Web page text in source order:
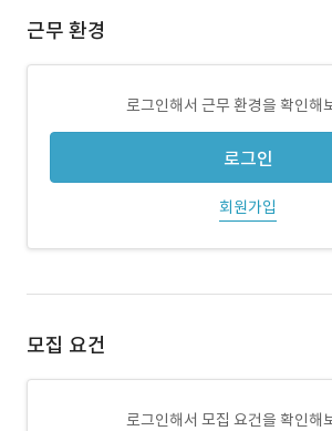
근무 환경
로그인해서 근무 환경을 확인해
로그인
회원가입
모집 요건
로그인해서 모집 요건을 확인해